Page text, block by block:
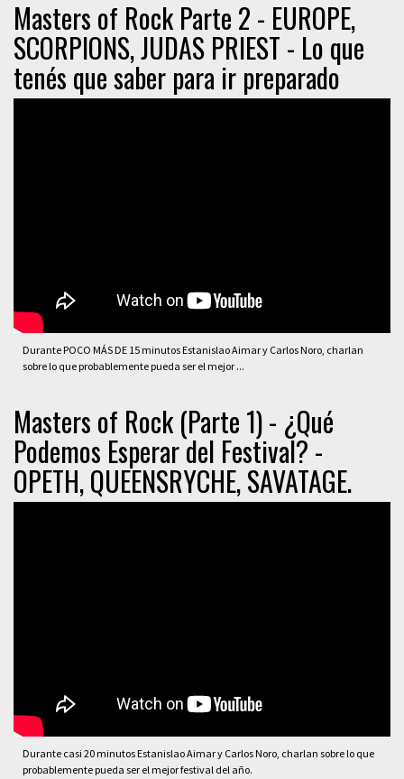
Masters of Rock Parte 2 - EUROPE,
SCORPIONS, JUDAS PRIEST - Lo que
tenés que saber para ir preparado
Durante POCO MÁS DE 15 minutos Estanislao Aimar y Carlos Noro, charlan
sobre lo que probablemente pueda ser el mejor ...
Masters of Rock (Parte 1) - ¿Qué
Podemos Esperar del Festival? -
OPETH, QUEENSRYCHE, SAVATAGE.
Durante casi 20 minutos Estanislao Aimar y Carlos Noro, charlan sobre lo que
probablemente pueda ser el mejor festival del año.